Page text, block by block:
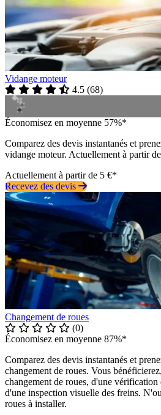
Vidange moteur
4.5 (68)
Économisez en moyenne 57%*
Comparez des devis instantanés et
vidange moteur. Actuellement à partir de
Actuellement à partir de 5 €*
Recevez des devis
Changement de roues
(0)
Économisez en moyenne 87%*
Comparez des devis instantanés et
changement de roues. Vous
changement de roues, d'une vérification
d'une inspection visuelle des freins.
roues à installer.